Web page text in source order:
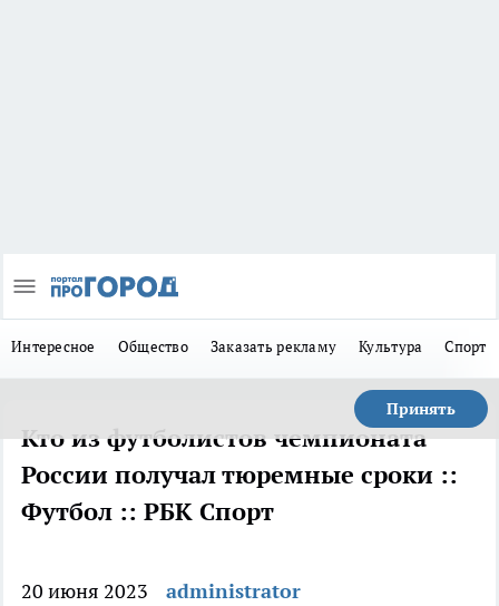
Интересное Общество Заказать рекламу Культура Спорт
Принять
Кто из футболистов чемпионата
России получал тюремные сроки ::
Футбол :: РБК Спорт
20 июня 2023 administrator